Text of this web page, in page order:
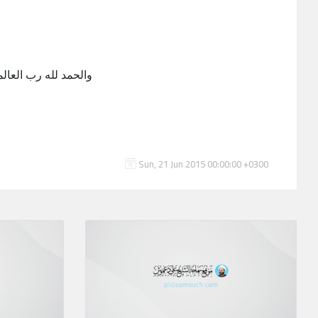
والحمد لله رب
Sun, 21 Jun 2015 00:00:00 +0300